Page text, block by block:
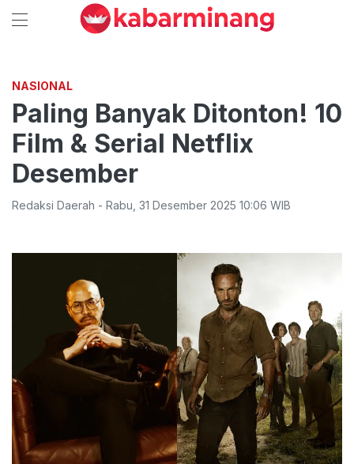
NASIONAL
Paling Banyak Ditonton! 10
Film & Serial Netflix
Desember
Redaksi Daerah - Rabu 31 Desember 2025 10:06 WIB